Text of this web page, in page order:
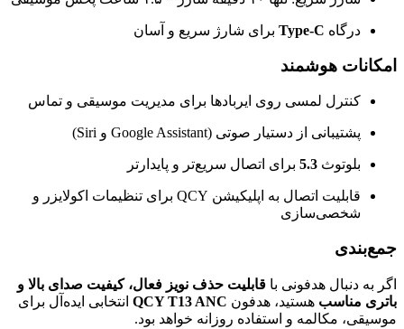
درگاه Type-C برای شارژ سریع و آسان
امکانات هوشمند
کنترل لمسی روی ایربادها برای مدیریت موسیقی و تماس
پشتیبانی از دستیار صوتی (Google Assistant و Siri)
بلوتوث 5.3 برای اتصال سریع‌تر و پایدارتر
قابلیت اتصال به اپلیکیشن QCY برای تنظیمات اکولایزر و
شخصی‌سازی
جمع‌بندی
اگر به دنبال هدفونی با قابلیت حذف نویز فعال، کیفیت صدای بالا و
باتری مناسب هستید، هدفون QCY T13 ANC انتخابی ایده‌آل برای
موسیقی، مکالمه و استفاده روزانه خواهد بود.